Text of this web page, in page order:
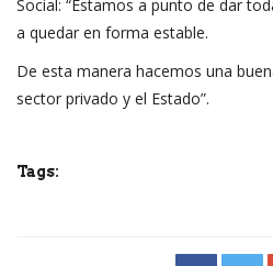
Social: “Estamos a punto de dar
a quedar en forma estable.
De esta manera hacemos una
sector privado y el Estado”.
Tags: